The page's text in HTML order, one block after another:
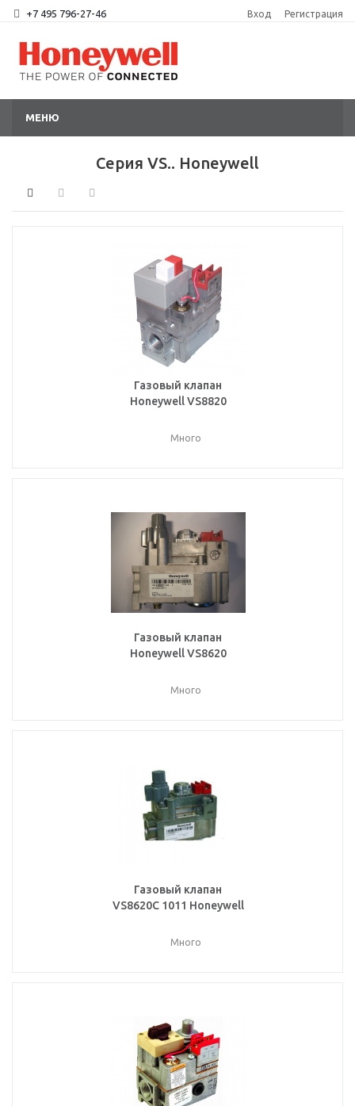
+7 495 796-27-46 Вход Регистрация
МЕНЮ
Серия VS.. Honeywell
Газовый клапан
Honeywell VS8820
Много
Газовый клапан
Honeywell VS8620
Много
Газовый клапан
VS8620C 1011 Honeywell
Много